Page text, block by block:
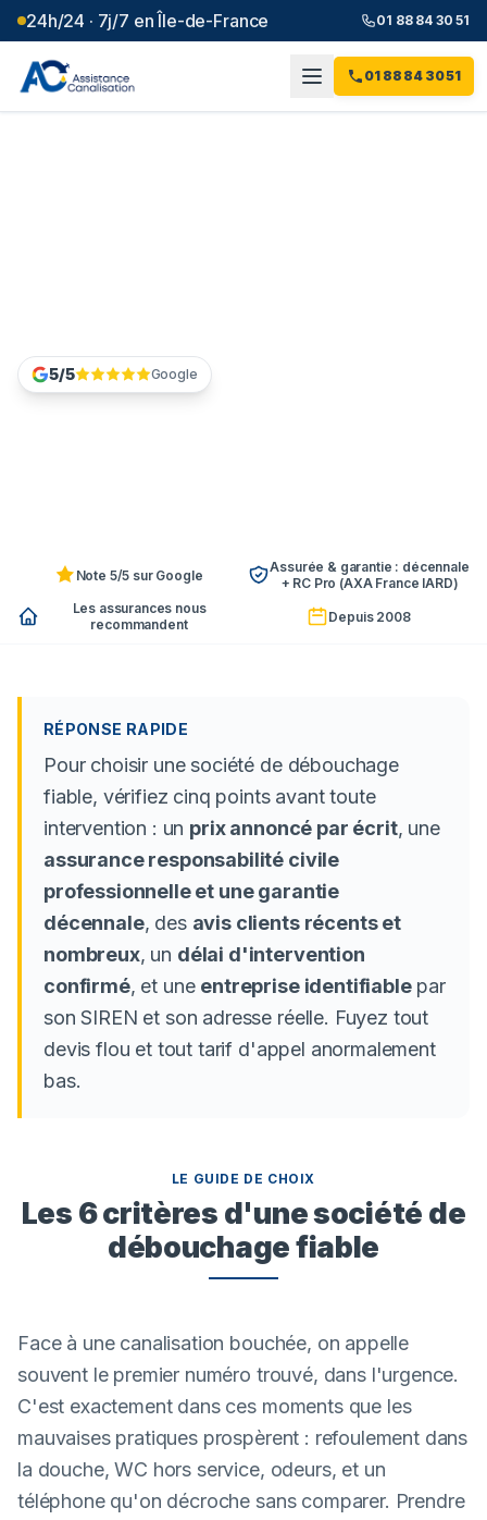
24h/24 · 7j/7 en Île-de-France 01 88 84 30 51
01 88 84 30 51
5/5 Google
Note 5/5 sur Google
Assurée & garantie : décennale
+ RC Pro (AXA France IARD)
Les assurances nous
recommandent
Depuis 2008
RÉPONSE RAPIDE
Pour choisir une société de débouchage
fiable, vérifiez cinq points avant toute
intervention : un prix annoncé par écrit, une
assurance responsabilité civile
professionnelle et une garantie
décennale, des avis clients récents et
nombreux, un délai d'intervention
confirmé, et une entreprise identifiablepar
son SIREN et son adresse réelle. Fuyez tout
devis flou et tout tarif d'appel anormalement
bas.
LE GUIDE DE CHOIX
Les 6 critères d'une société de
débouchage fiable
Face à une canalisation bouchée, on appelle
souvent le premier numéro trouvé, dans l'urgence.
C'est exactement dans ces moments que les
mauvaises pratiques prospèrent : refoulement dans
la douche, WC hors service, odeurs, et un
téléphone qu'on décroche sans comparer. Prendre